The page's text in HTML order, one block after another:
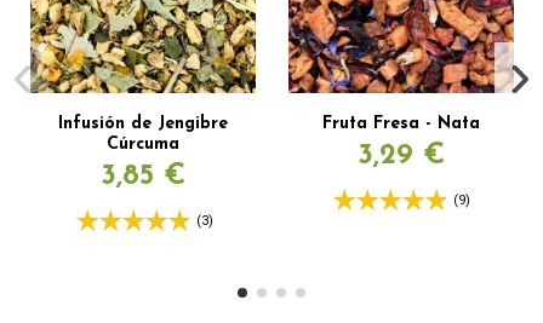
Infusión de Jengibre
Cúrcuma
3,85 €
(3)
Fruta Fresa - Nata
3,29 €
(9)